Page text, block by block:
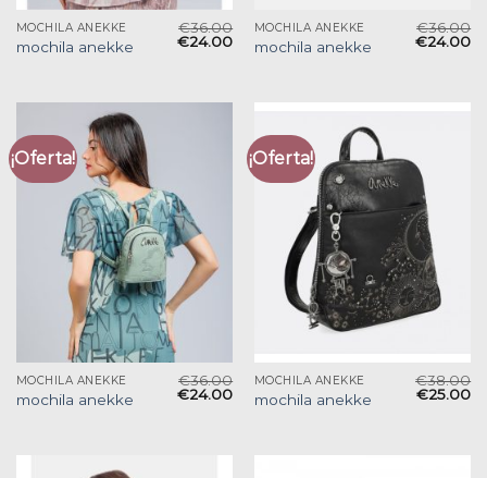
MOCHILA ANEKKE
mochila anekke
€36.00
€24.00
MOCHILA ANEKKE
mochila anekke
€36.00
€24.00
¡Oferta!
MOCHILA ANEKKE
mochila anekke
€36.00
€24.00
¡Oferta!
MOCHILA ANEKKE
mochila anekke
€38.00
€25.00